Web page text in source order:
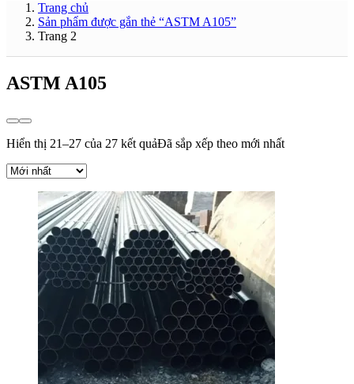
Trang chủ
Sản phẩm được gắn thẻ “ASTM A105”
Trang 2
ASTM A105
Hiển thị 21–27 của 27 kết quảĐã sắp xếp theo mới nhất